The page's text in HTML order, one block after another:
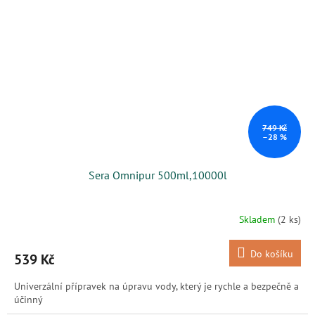
749 Kč
–28 %
Sera Omnipur 500ml,10000l
Skladem (2 ks)
539 Kč Do košíku
Univerzální přípravek na úpravu vody, který je rychle a bezpečně a
účinný